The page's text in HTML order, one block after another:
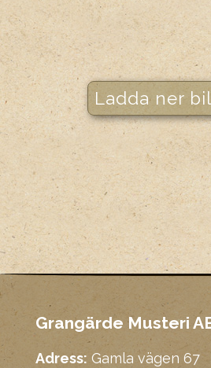
Ladda ner
Grangärde Musteri
Adress: Gamla vägen 67